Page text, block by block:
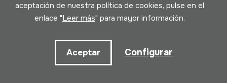
Tarde (miércoles a sábado)
aceptación de nuestra política de cookies, pulse en el
enlace "Leer más" para mayor información.
Aceptar Configurar